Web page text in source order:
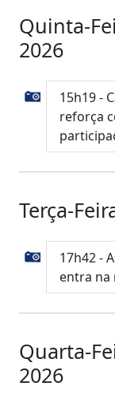
Quinta-
2026
15h19 -
reforça
Terça-
17h42 -
entra na
Quarta-
2026